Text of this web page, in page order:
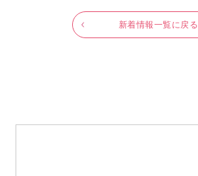
新着情報一覧に戻る